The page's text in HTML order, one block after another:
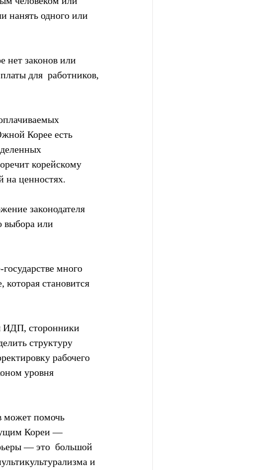
нанять одного или
нет законов или
для  работников,
Корее есть
корейскому
на ценностях.
законодателя
выбора или
много
становится
ИДП, сторонники
структуру
рабочего
уровня
может помочь
Кореи —
— это  большой
и